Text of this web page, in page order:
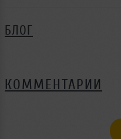
БЛОГ
КОММЕНТАРИИ